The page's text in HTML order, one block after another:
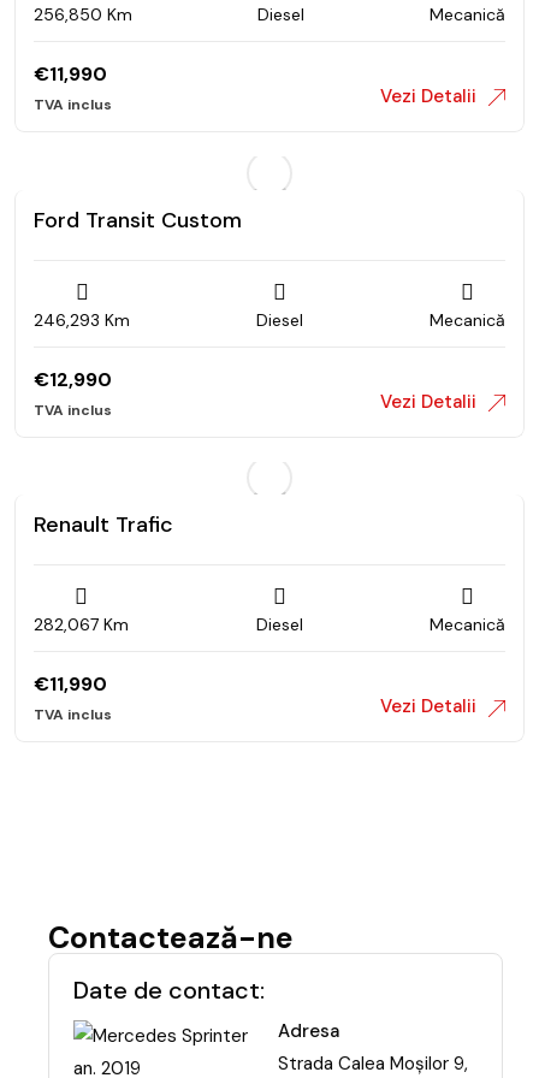
256,850 Km Diesel Mecanică
€11,990
Vezi Detalii
Ford Transit Custom
246,293 Km Diesel Mecanică
€12,990
Vezi Detalii
Renault Trafic
282,067 Km Diesel Mecanică
€11,990
Vezi Detalii
Contactează-ne
Date de contact:
Adresa
Strada Calea Moşilor 9,